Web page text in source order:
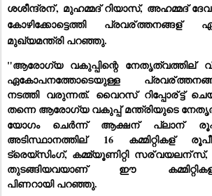
ശശീന്ദ്രന്, മുഹമ്മദ് റിയാസ്, അഹമ്മദ്
കോഴിക്കോട്ടെത്തി പ്രവര്ത്തനങ്ങള്
മുഖ്യമന്ത്രി പറഞ്ഞു.
"ആരോഗ്യ വകുപ്പിന്റെ നേതൃത്വത്തില്
ഏകോപനത്തോടെയുള്ള  പ്രവര്
നടത്തി വരുന്നത്. വൈറസ് റിപ്പോര്ട്ട്
തന്നെ ആരോഗ്യ വകുപ്പ് മന്ത്രിയുടെ
യോഗം ചെർന്ന് ആക്ഷന് പ്ലാന്
അടിസ്ഥാനത്തില് 16 കമ്മിറ്റികള്
ട്രെയ്‌സിംഗ്, കമ്മ്യൂണിറ്റി സര്വയലന്സ്,
പിണറായി പറഞ്ഞു.